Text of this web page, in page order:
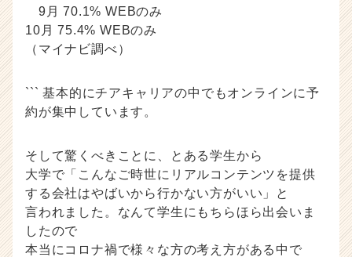
9月 70.1% WEBのみ
10月 75.4% WEBのみ
（マイナビ調べ）
``` 基本的にチアキャリアの中でもオンラインに予
約が集中しています。
そして驚くべきことに、とある学生から
大学で「こんなご時世にリアルコンテンツを提供
する会社はやばいから行かない方がいい」と
言われました。なんて学生にもちらほら出会いま
したので
本当にコロナ禍で様々な方の考え方がある中で